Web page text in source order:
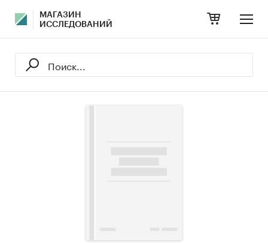
МАГАЗИН
ИССЛЕДОВАНИЙ